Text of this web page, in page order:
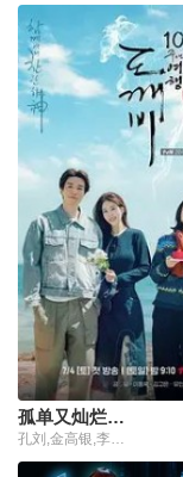
孤单又灿烂的神，鬼怪十周年特辑
孔刘,金高银,李栋旭